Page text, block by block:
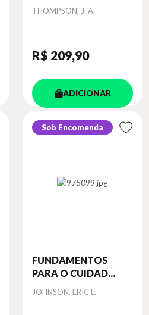
Autor
THOMPSON, J. A.
R$ 209,90
ADICIONAR
Sob Encomenda
FUNDAMENTOS
PARA O CUIDAD...
Autor
JOHNSON, ERIC L.